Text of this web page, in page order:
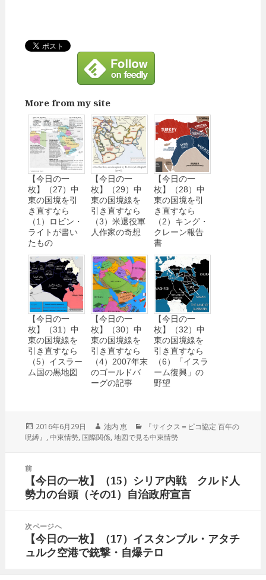
More from my site
【今日の一
枚】（27）中
東の国境を引
き直すなら
（1）ロビン・
ライトが書い
たもの
【今日の一
枚】（29）中
東の国境線を
引き直すなら
（3）米退役軍
人作家の奇想
【今日の一
枚】（28）中
東の国境を引
き直すなら
（2）キング・
クレーン報告
書
【今日の一
枚】（31）中
東の国境線を
引き直すなら
（5）イスラー
ム国の黒地図
【今日の一
枚】（30）中
東の国境線を
引き直すなら
（4）2007年末
のゴールドバ
ーグの記事
【今日の一
枚】（32）中
東の国境線を
引き直すなら
（6）「イスラ
ーム復興」の
野望
投
稿
2016年6月29日
作
成
池内 恵
カ
テ
『サイクス＝ピコ協定 百年の
呪縛』 ,中東情勢, 国際関係,地図で見る中東情勢
前
前
の
稿:
【今日の一枚】（15）シリア内戦 クルド人
勢力の台頭（その1）自治政府宣言
次ページへ
次
の
【今日の一枚】（17）イスタンブル・アタチ
ュルク空港で銃撃・自爆テロ